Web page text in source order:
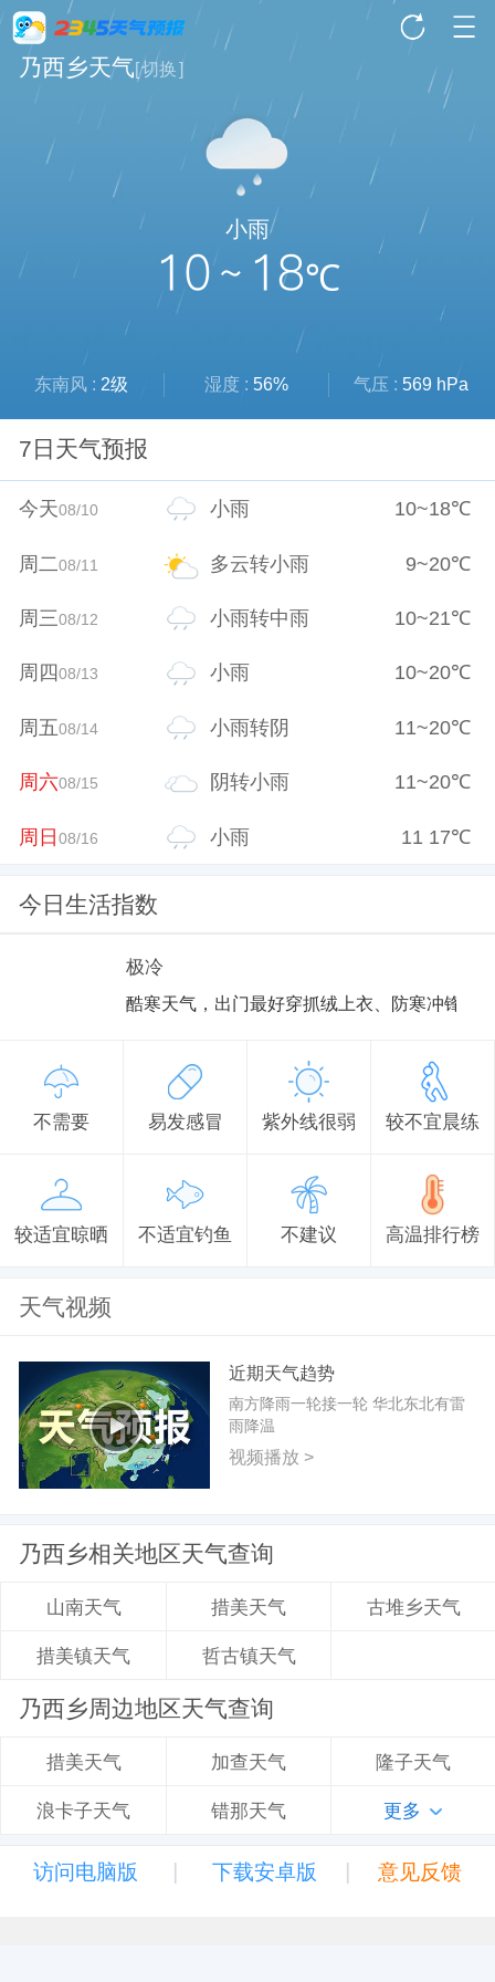
乃西乡天气[切换]
小雨
10 ~ 18℃
东南风 : 2级 湿度 : 56% 气压 : 569 hPa
7日天气预报
今天08/10 小雨 10~18℃
周二08/11 多云转小雨 9~20℃
周三08/12 小雨转中雨 10~21℃
周四08/13 小雨 10~20℃
周五08/14 小雨转阴 11~20℃
周六08/15 阴转小雨 11~20℃
周日08/16 小雨 11 17℃
今日生活指数
极冷
酷寒天气，出门最好穿抓绒上衣、防寒冲锋衣
不需要 易发感冒 紫外线很弱 较不宜晨练
较适宜晾晒 不适宜钓鱼 不建议 高温排行榜
天气视频
近期天气趋势
南方降雨一轮接一轮 华北东北有雷
雨降温
视频播放 >
乃西乡相关地区天气查询
山南天气 措美天气 古堆乡天气
措美镇天气 哲古镇天气
乃西乡周边地区天气查询
措美天气 加查天气 隆子天气
浪卡子天气 错那天气 更多
访问电脑版 | 下载安卓版 | 意见反馈